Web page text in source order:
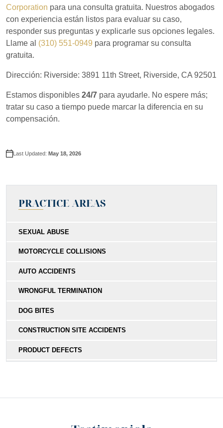
Existen diferentes regulaciones y estándares de
Corporation para una consulta gratuita. Nuestros abogados
con experiencia están listos para evaluar su caso,
responder sus preguntas y explicarle sus opciones legales.
Llame al (310) 551-0949 para programar su consulta
gratuita.
Dirección: Riverside: 3891 11th Street, Riverside, CA 92501
Estamos disponibles 24/7 para ayudarle. No espere más;
tratar su caso a tiempo puede marcar la diferencia en su
compensación.
Last Updated: May 18, 2026
PRACTICE AREAS
SEXUAL ABUSE
MOTORCYCLE COLLISIONS
AUTO ACCIDENTS
WRONGFUL TERMINATION
DOG BITES
CONSTRUCTION SITE ACCIDENTS
PRODUCT DEFECTS
LAWYERS